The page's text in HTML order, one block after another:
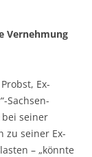
Vernehmung
Ex-
Sachsen-
seiner
zu seiner Ex-
– „könnte